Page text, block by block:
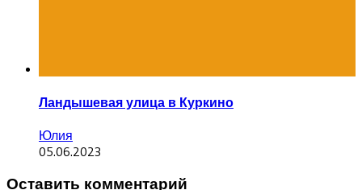
Ландышевая улица в Куркино
Юлия
05.06.2023
Оставить комментарий